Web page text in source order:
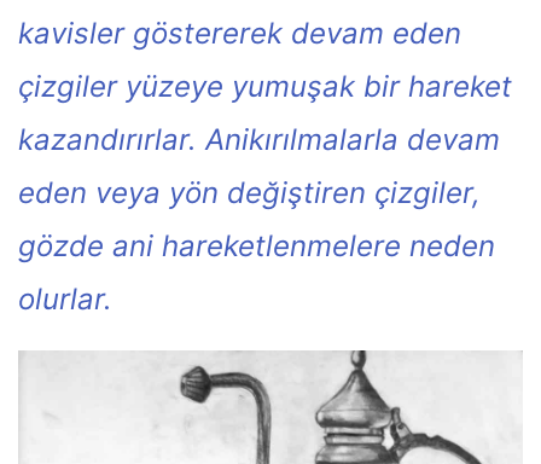
kavisler göstererek devam eden
çizgiler yüzeye yumuşak bir hareket
kazandırırlar. Anikırılmalarla devam
eden veya yön değiştiren çizgiler,
gözde ani hareketlenmelere neden
olurlar.